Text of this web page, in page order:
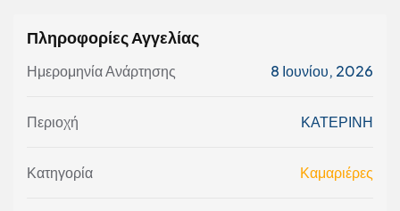
Πληροφορίες Αγγελίας
Ημερομηνία Ανάρτησης 8 Ιουνίου, 2026
Περιοχή ΚΑΤΕΡΙΝΗ
Κατηγορία Καμαριέρες